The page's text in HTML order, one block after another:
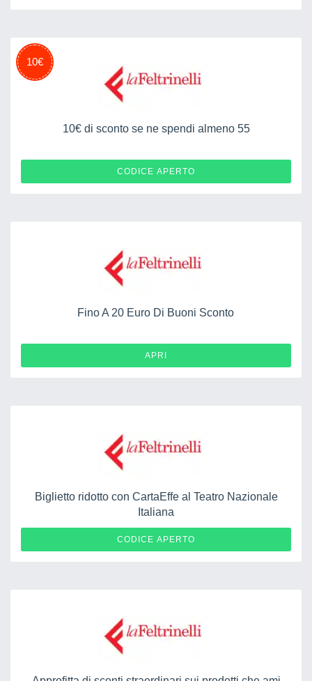
10€
10€ di sconto se ne spendi almeno 55
CODICE APERTO10NOVEMBRE25FREE
Fino A 20 Euro Di Buoni Sconto
APRI
Biglietto ridotto con CartaEffe al Teatro Nazionale
Italiana
CODICE APERTOFELTRINELLI2526